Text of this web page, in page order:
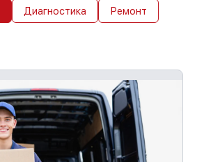
Диагностика Ремонт